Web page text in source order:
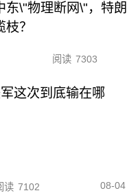
东\"物理断网\"，特朗
？
阅读 7303
这次到底输在哪
读 7102 08-04